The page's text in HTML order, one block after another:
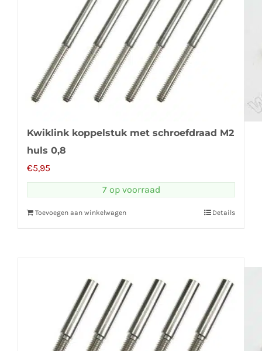
Kwiklink koppelstuk met schroefdraad M2
huls 0,8
€5,95
7 op voorraad
Toevoegen aan winkelwagen Details